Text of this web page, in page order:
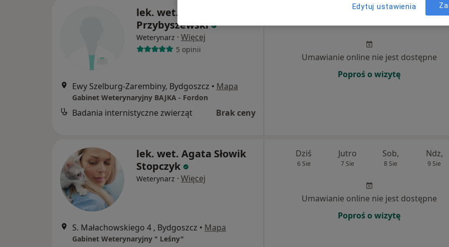
lek. wet. Piotr
Przybyszewski
Weterynarz · Więcej
5 opinii
Ewy Szelburg-Zarembiny, Bydgoszcz • Mapa
Gabinet Weterynaryjny BAJKA - Fordon
Badania internistyczne zwierząt Brak ceny
Jutro Sob, Ndz,
Umawianie online nie jest dostępne
Poproś o wizytę
lek. wet. Agata Słowik
Stopczyk
Weterynarz · Więcej
S. Małachowskiego 4 , Bydgoszcz • Mapa
Gabinet Weterynaryjny " Leśny"
Dziś
6 Sie
Jutro
7 Sie
Sob,
8 Sie
Ndz,
9 Sie
Umawianie online nie jest dostępne
Poproś o wizytę
Edytuj ustawienia